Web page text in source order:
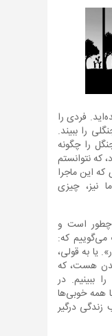
فردی را
را ببیند.
را چگونه
که نتوانستم
این ماجرا
نیز، چیزی
چطور است و
که:
به قولی،
هست، که
ببینیم. در
همه خوبی‌ها
زندگی درگیر